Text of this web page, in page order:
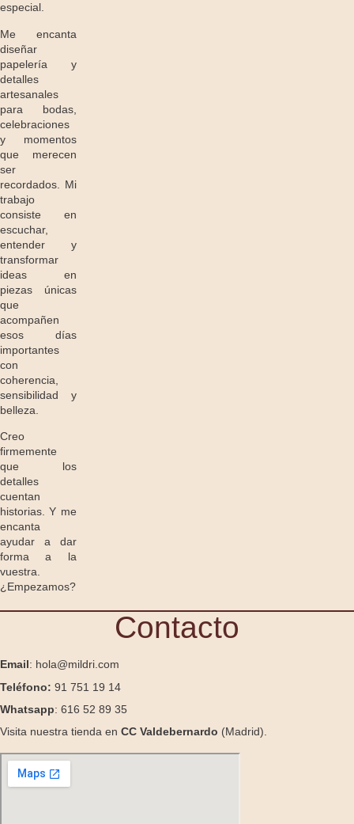
especial.
Me encanta
diseñar
papelería y
detalles
artesanales
para bodas,
celebraciones
y momentos
que merecen
ser
recordados. Mi
trabajo
consiste en
escuchar,
entender y
transformar
ideas en
piezas únicas
que
acompañen
esos días
importantes
con
coherencia,
sensibilidad y
belleza.
Creo
firmemente
que los
detalles
cuentan
historias. Y me
encanta
ayudar a dar
forma a la
vuestra.
¿Empezamos?
Contacto
Email: hola@mildri.com
Teléfono: 91 751 19 14
Whatsapp: 616 52 89 35
Visita nuestra tienda en CC Valdebernardo (Madrid).